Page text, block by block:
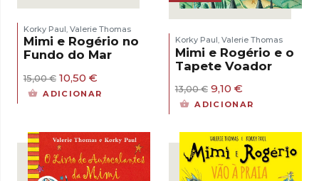
Korky Paul Valerie Thomas
Mimi e Rogério no
Fundo do Mar
15,00€ O
preço
original
10,50 €
preço
atual
ADICIONAR
Korky Paul Valerie Thomas
Mimi e Rogério e o
Tapete Voador
13,00€ O
preço
13,00 €.
9,10 €O
preço
9,10 €.
ADICIONAR